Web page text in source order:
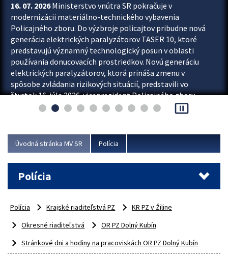
16. 07. 2026Ministerstvo vnútra SR pokračuje v
modernizácii materiálno-technického vybavenia
Policajného zboru. Do výzbroje policajtov pribudne nová
generácia elektrických paralyzátorov TASER 10, ktoré
predstavujú významný technologický posun v oblasti
používania donucovacích prostriedkov. Novú generáciu
elektrických paralyzátorov, ktorá prináša zmenu v
spôsobe zvládania rizikových situácií, predstavili vo
štvrtok 16. júla 2026 viceprezident Policajného zboru
Rastislav Polakovič a riaditeľ odboru výcviku...
pause_presentation
Úvodná stránka MV SR Polícia
Polícia
Polícia Krajské riaditeľstvá PZ
KR PZ v Žiline
Okresné riaditeľstvá
OR PZ Dolný Kubín
Stránkové dni a hodiny na pracoviskách OR PZ Dolný Kubín